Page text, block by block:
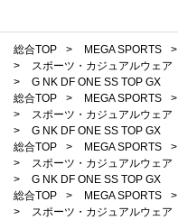
総合TOP > MEGA SPORTS >
>
スポーツ・カジュアルウェア
>
G NK DF ONE SS TOP GX
総合TOP
> MEGA SPORTS >
>
スポーツ・カジュアルウェア
>
G NK DF ONE SS TOP GX
総合TOP
> MEGA SPORTS >
>
スポーツ・カジュアルウェア
>
G NK DF ONE SS TOP GX
総合TOP
> MEGA SPORTS >
>
スポーツ・カジュアルウェア